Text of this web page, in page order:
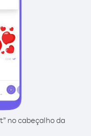
no cabeçalho da